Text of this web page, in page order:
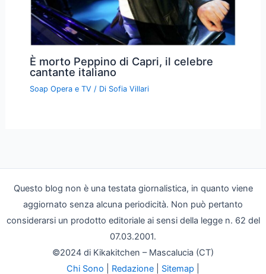
È morto Peppino di Capri, il celebre
cantante italiano
Soap Opera e TV / Di Sofia Villari
Questo blog non è una testata giornalistica, in quanto viene
aggiornato senza alcuna periodicità. Non può pertanto
considerarsi un prodotto editoriale ai sensi della legge n. 62 del
07.03.2001.
©2024 di Kikakitchen – Mascalucia (CT)
Chi Sono
Redazione Sitemap